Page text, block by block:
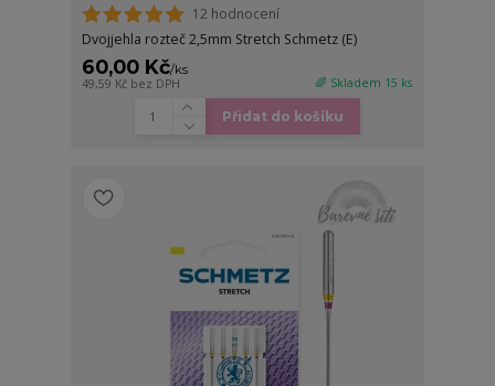
12 hodnocení
Dvojjehla rozteč 2,5mm Stretch Schmetz (E)
60,00 Kč/ks
49,59 Kč bez DPH 🌈 Skladem 15 ks
Přidat do košíku